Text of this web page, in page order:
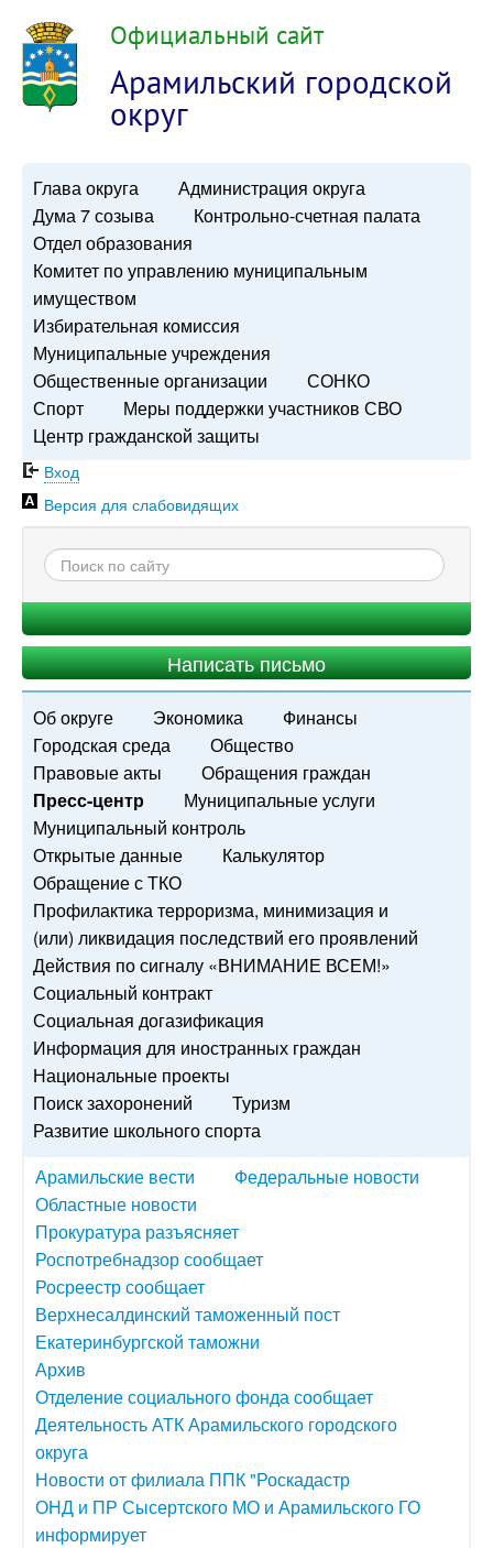
Официальный сайт
Арамильский городской
округ
Глава округа
Администрация округа
Дума 7 созыва
Контрольно-счетная палата
Отдел образования
Комитет по управлению муниципальным
имуществом
Избирательная комиссия
Муниципальные учреждения
Общественные организации
СОНКО
Спорт
Меры поддержки участников СВО
Центр гражданской защиты
Вход
Версия для слабовидящих
Написать письмо
Об округе Экономика
Финансы
Городская среда
Общество
Правовые акты
Обращения граждан
Пресс-центр
Муниципальные услуги
Муниципальный контроль
Открытые данные
Калькулятор
Обращение с ТКО
Профилактика терроризма, минимизация и
(или) ликвидация последствий его проявлений
Действия по сигналу «ВНИМАНИЕ ВСЕМ!»
Социальный контракт
Социальная догазификация
Информация для иностранных граждан
Национальные проекты
Поиск захоронений
Туризм
Развитие школьного спорта
Арамильские вести
Федеральные новости
Областные новости
Прокуратура разъясняет
Роспотребнадзор сообщает
Росреестр сообщает
Верхнесалдинский таможенный пост
Екатеринбургской таможни
Архив
Отделение социального фонда сообщает
Деятельность АТК Арамильского городского
округа
Новости от филиала ППК "Роскадастр
ОНД и ПР Сысертского МО и Арамильского ГО
информирует